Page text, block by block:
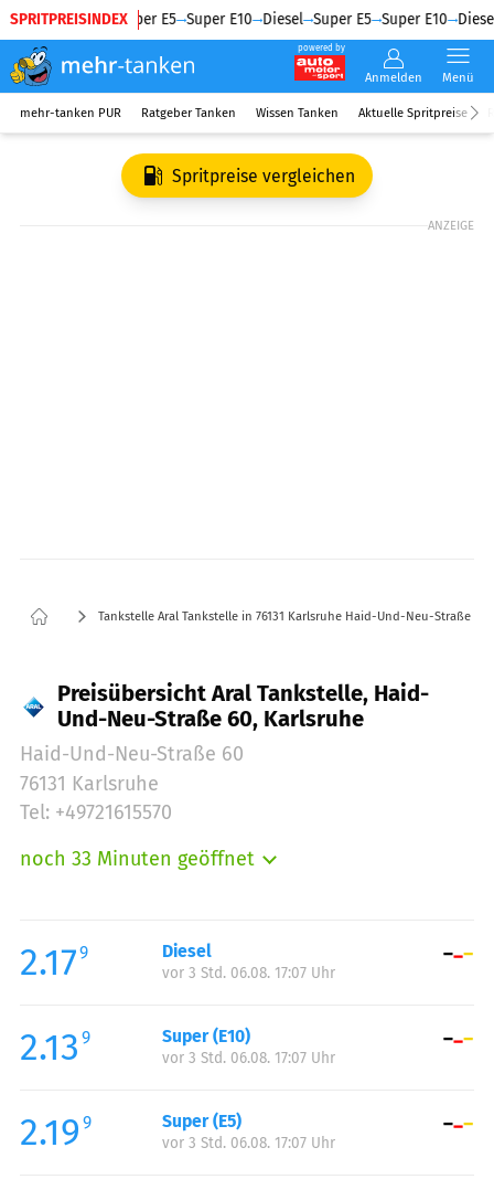
SPRITPREISINDEX
Diesel Super E5 Super E10 Diesel Super E5 Super E10 Diesel
powered by
Anmelden Menü
mehr-tanken PUR Ratgeber Tanken Wissen Tanken Aktuelle Spritpreise
Spritpreise vergleichen
ANZEIGE
Tankstelle Aral Tankstelle in 76131 Karlsruhe Haid-Und-Neu-Straße 60
Preisübersicht Aral Tankstelle, Haid-
Und-Neu-Straße 60, Karlsruhe
Haid-Und-Neu-Straße 60
76131 Karlsruhe
Tel: +49721615570
noch 33 Minuten geöffnet
Mittwoch:
05:00-23:00
Donnerstag:
Samstag:
06:00-24:00
Sonntag:
2.179 Diesel
vor 3 Std. 06.08. 17:07 Uhr
2.13 9 Super (E10)
vor 3 Std. 06.08. 17:07 Uhr
2.19 9 Super (E5)
vor 3 Std. 06.08. 17:07 Uhr